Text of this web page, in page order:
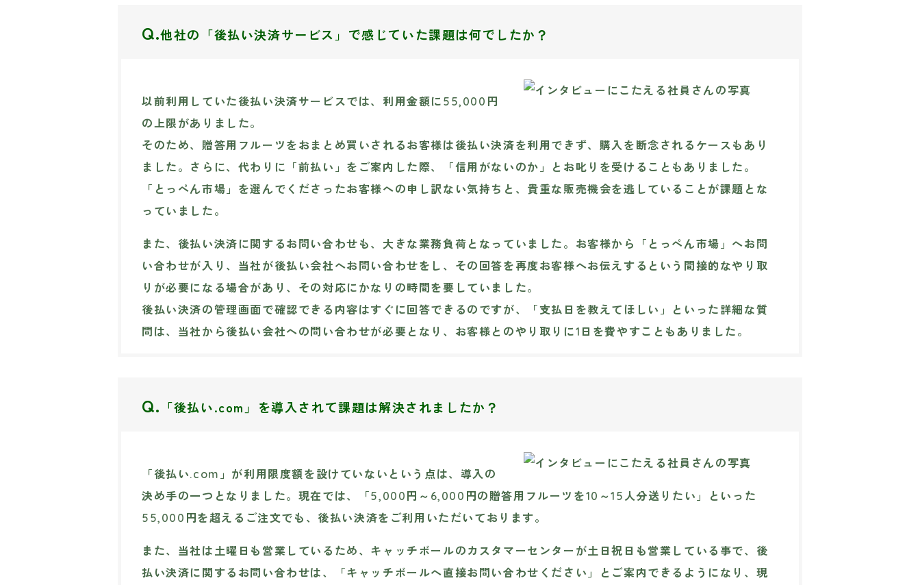
Q.他社の「後払い決済サービス」で感じていた課題は何でしたか？
以前利用していた後払い決済サービスでは、利用金額に55,000円
の上限がありました。
そのため、贈答用フルーツをおまとめ買いされるお客様は後払い決済を利用できず、購入を断念されるケースもあり
ました。さらに、代わりに「前払い」をご案内した際、「信用がないのか」とお叱りを受けることもありました。
「とっぺん市場」を選んでくださったお客様への申し訳ない気持ちと、貴重な販売機会を逃していることが課題とな
っていました。
また、後払い決済に関するお問い合わせも、大きな業務負荷となっていました。お客様から「とっぺん市場」へお問
い合わせが入り、当社が後払い会社へお問い合わせをし、その回答を再度お客様へお伝えするという間接的なやり取
りが必要になる場合があり、その対応にかなりの時間を要していました。
後払い決済の管理画面で確認できる内容はすぐに回答できるのですが、「支払日を教えてほしい」といった詳細な質
問は、当社から後払い会社への問い合わせが必要となり、お客様とのやり取りに1日を費やすこともありました。
Q. 「後払い.com」を導入されて課題は解決されましたか？
「後払い.com」が利用限度額を設けていないという点は、導入の
決め手の一つとなりました。現在では、「5,000円～6,000円の贈答用フルーツを10～15人分送りたい」といった
55,000円を超えるご注文でも、後払い決済をご利用いただいております。
また、当社は土曜日も営業しているため、キャッチボールのカスタマーセンターが土日祝日も営業している事で、後
払い決済に関するお問い合わせは、「キャッチボールへ直接お問い合わせください」とご案内できるようになり、現